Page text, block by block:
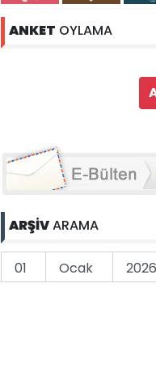
ANKET OYLAMA
ARŞİVARAMA